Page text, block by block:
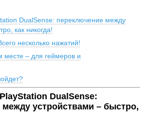
DualSense: переключение между
как никогда!
несколько нажатий!
месте – для геймеров и
DualSense:
между устройствами – быстро,